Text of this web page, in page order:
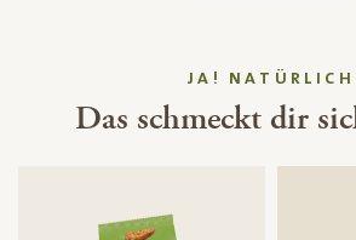
JA! NATÜRLICH
Das schmeckt dir